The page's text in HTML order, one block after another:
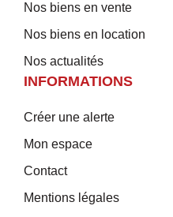
Nos biens en vente
Nos biens en location
Nos actualités
INFORMATIONS
Créer une alerte
Mon espace
Contact
Mentions légales